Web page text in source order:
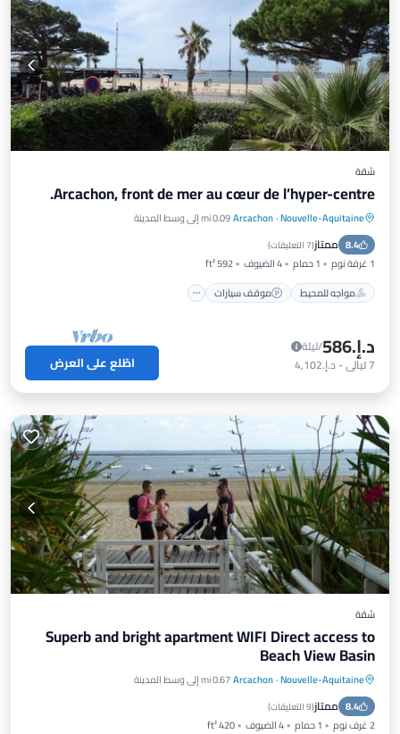
شقة
Arcachon, front de mer au cœur de l’hyper-centre.
Nouvelle-Aquitaine
·
Arcachon0.09 mi إلى وسط المدينة
8.4 ممتاز(7 التعليقات )
1 غرفة نوم 1 حمام 4 الضيوف
592 ft²
مواجه للمحيط
موقف سيارات
مواجه للمحيط
موقف سيارات
إطلالة على المحيط
د.إ.‏586
/ليلة
7ليالي- د.إ.‏4,102 اطّلع على العرض
شقة
Superb and bright apartment WIFI Direct access to
Beach View Basin
Nouvelle-Aquitaine
·
Arcachon0.67 mi إلى وسط المدينة
8.4 ممتاز(9 التعليقات )
2 غرف نوم 1 حمام 4 الضيوف 420 ft²
موقف سيارات
إطلالة على المحيط
شرفة / تراس